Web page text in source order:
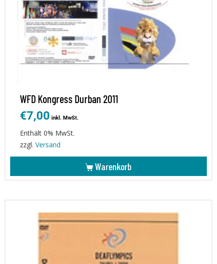
WFD Kongress Durban 2011
€7,00 inkl. MwSt.
Enthält 0% MwSt.
zzgl. Versand